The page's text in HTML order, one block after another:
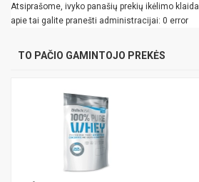
Atsiprašome, ivyko panašių prekių ikėlimo
apie tai galite pranešti administracijai: 0 error
TO PAČIO GAMINTOJO PREKĖS